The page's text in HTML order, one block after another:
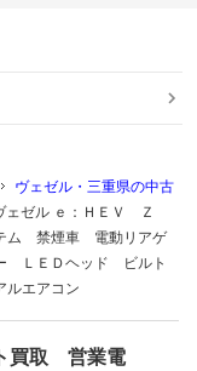
ヴェゼル・三重県の中古
ェゼル ｅ：ＨＥＶ Ｚ
ム 禁煙車 電動リアゲ
ＬＥＤヘッド ビルト
エアコン
買取 営業電